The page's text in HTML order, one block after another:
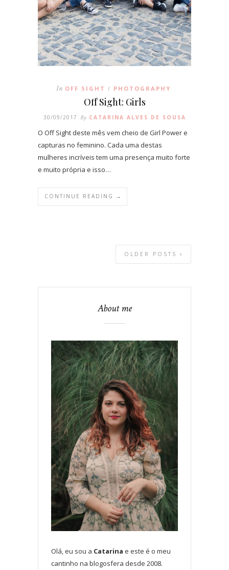
In OFF SIGHT / PHOTOGRAPHY
Off Sight: Girls
30/09/2017 By CATARINA ALVES DE SOUSA
O Off Sight deste mês vem cheio de Girl Power e
capturas no feminino. Cada uma destas
mulheres incríveis tem uma presença muito forte
e muito própria e isso…
CONTINUE READING →
OLDER POSTS
About me
Olá, eu sou a Catarina e este é o meu
cantinho na blogosfera desde 2008.